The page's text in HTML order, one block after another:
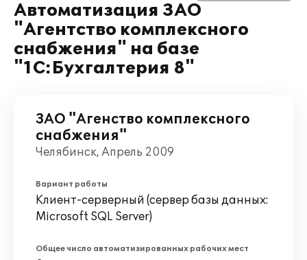
Автоматизация ЗАО
"Агентство комплексного
снабжения" на базе
"1С:Бухгалтерия 8"
ЗАО "Агенство комплексного
снабжения"
Челябинск, Апрель 2009
Вариант работы
Клиент-серверный (сервер базы данных:
Microsoft SQL Server)
Общее число автоматизированных рабочих мест